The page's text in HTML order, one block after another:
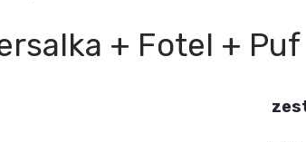
+ Fotel + Puf